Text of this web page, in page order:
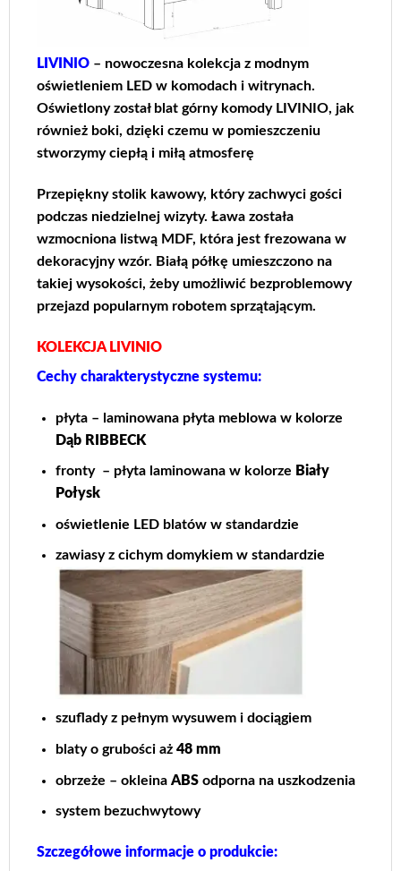
LIVINIO – nowoczesna kolekcja z modnym
oświetleniem LED w komodach i witrynach.
Oświetlony został blat górny komody LIVINIO, jak
również boki, dzięki czemu w pomieszczeniu
stworzymy ciepłą i miłą atmosferę
Przepiękny stolik kawowy, który zachwyci gości
podczas niedzielnej wizyty. Ława została
wzmocniona listwą MDF, która jest frezowana w
dekoracyjny wzór. Białą półkę umieszczono na
takiej wysokości, żeby umożliwić bezproblemowy
przejazd popularnym robotem sprzątającym.
KOLEKCJA LIVINIO
Cechy charakterystyczne systemu:
płyta – laminowana płyta meblowa w kolorze
Dąb RIBBECK
fronty – płyta laminowana w kolorze Biały
Połysk
oświetlenie LED blatów w standardzie
zawiasy z cichym domykiem w standardzie
szuflady z pełnym wysuwem i dociągiem
blaty o grubości aż48 mm
obrzeże – okleina ABS odporna na uszkodzenia
system bezuchwytowy
Szczegółowe informacje o produkcie: